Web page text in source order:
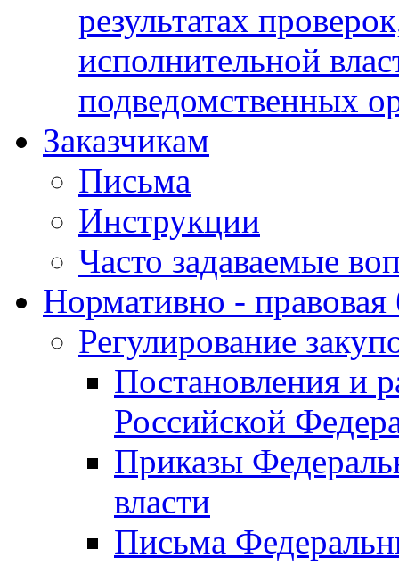
результатах
исполнительной
подведомственных
Заказчикам
Письма
Инструкции
Часто задаваемые
Нормативно - правовая
Регулирование
Постановления и
Российской
Приказы
власти
Письма